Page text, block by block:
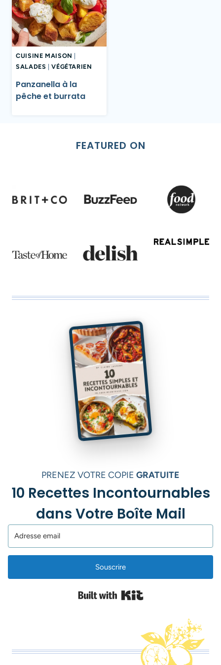
CUISINE MAISON
SALADES |VÉGÉTARIEN
Panzanella à la
pêche et burrata
FEATURED ON
PRENEZ VOTRE COPIE GRATUITE
10 Recettes Incontournables
dans Votre Boîte Mail
Souscrire
Built with Kit